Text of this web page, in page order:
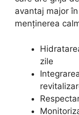
avantaj major
menținerea
zile